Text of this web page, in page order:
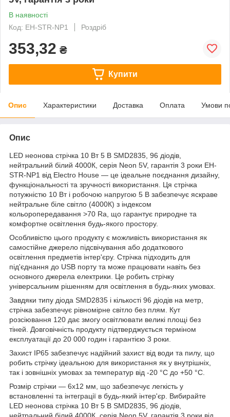
В наявності
Код: EH-STR-NP1
Роздріб
353,32 ₴
Купити
Опис Характеристики Доставка Оплата Умови
Опис
LED неонова стрічка 10 Вт 5 В SMD2835, 96 діодів,
нейтральний білий 4000К, серія Neon 5V, гарантія 3 роки EH-
STR-NP1 від Electro House — це ідеальне поєднання дизайну,
функціональності та зручності використання. Ця стрічка
потужністю 10 Вт і робочою напругою 5 В забезпечує яскраве
нейтральне біле світло (4000К) з індексом
кольоропередавання >70 Ra, що гарантує природне та
комфортне освітлення будь-якого простору.
Особливістю цього продукту є можливість використання як
самостійне джерело підсвічування або додаткового
освітлення предметів інтер'єру. Стрічка підходить для
під'єднання до USB порту та може працювати навіть без
основного джерела електрики. Це робить стрічку
універсальним рішенням для освітлення в будь-яких умовах.
Завдяки типу діода SMD2835 і кількості 96 діодів на метр,
стрічка забезпечує рівномірне світло без плям. Кут
розсіювання 120 дає змогу освітлювати великі площі без
тіней. Довговічність продукту підтверджується терміном
експлуатації до 20 000 годин і гарантією 3 роки.
Захист IP65 забезпечує надійний захист від води та пилу, що
робить стрічку ідеальною для використання як у внутрішніх,
так і зовнішніх умовах за температур від -20 °C до +50 °C.
Розмір стрічки — 6х12 мм, що забезпечує легкість у
встановленні та інтеграції в будь-який інтер'єр. Вибирайте
LED неонова стрічка 10 Вт 5 В SMD2835, 96 діодів,
нейтральний білий 4000К, серія Neon 5V, гарантія 3 роки від